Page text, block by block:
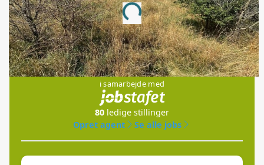
Loading...
Jobs
i samarbejde med
80 ledige stillinger
Opret agent
Se alle jobs